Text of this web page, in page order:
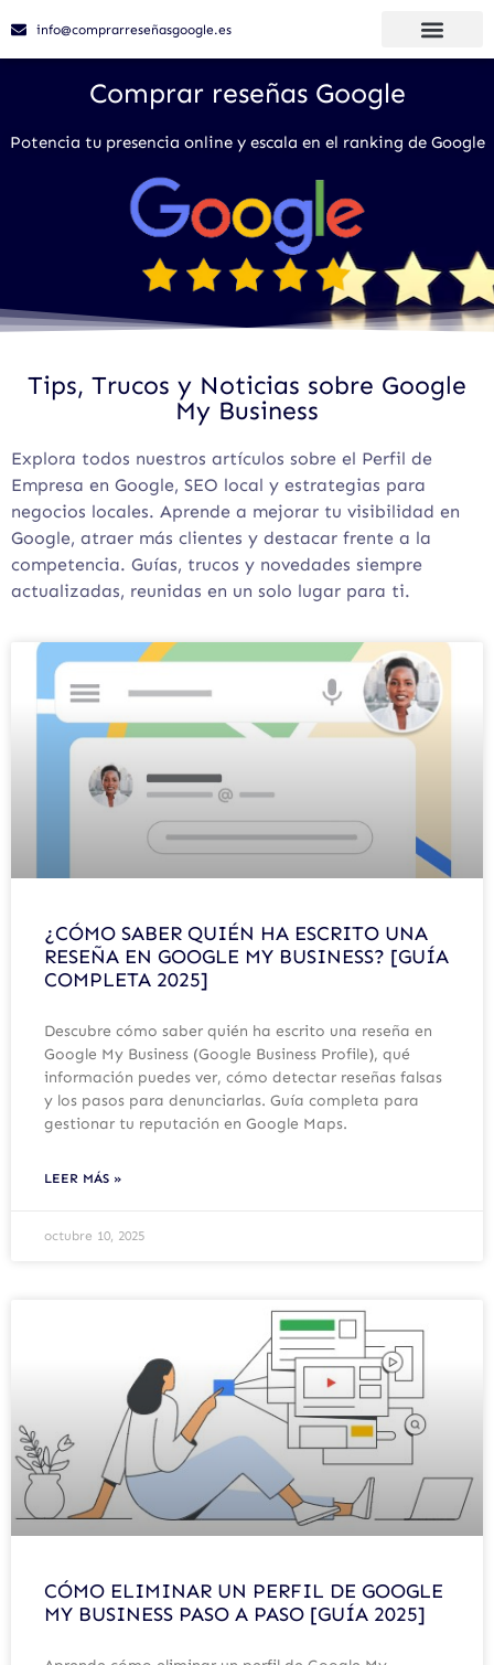
info@comprarreseñasgoogle.es
Comprar reseñas Google
Potencia tu presencia online y escala en el ranking de Google
Tips, Trucos y Noticias sobre Google
My Business
Explora todos nuestros artículos sobre el Perfil de
Empresa en Google, SEO local y estrategias para
negocios locales. Aprende a mejorar tu visibilidad en
Google, atraer más clientes y destacar frente a la
competencia. Guías, trucos y novedades siempre
actualizadas, reunidas en un solo lugar para ti.
¿CÓMO SABER QUIÉN HA ESCRITO UNA
RESEÑA EN GOOGLE MY BUSINESS? [GUÍA
COMPLETA 2025]
Descubre cómo saber quién ha escrito una reseña en
Google My Business (Google Business Profile), qué
información puedes ver, cómo detectar reseñas falsas
y los pasos para denunciarlas. Guía completa para
gestionar tu reputación en Google Maps.
LEER MÁS »
octubre 10, 2025
CÓMO ELIMINAR UN PERFIL DE GOOGLE
MY BUSINESS PASO A PASO [GUÍA 2025]